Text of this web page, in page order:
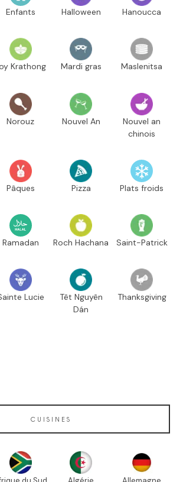
Enfants Halloween Hanoucca
Krathong Mardi gras Maslenitsa
Norouz Nouvel An
Nouvel an
chinois
Pâques Pizza Plats froids
Ramadan Roch Hachana Saint-Patrick
Lucie
Têt Nguyên
Dán
Thanksgiving
CUISINES